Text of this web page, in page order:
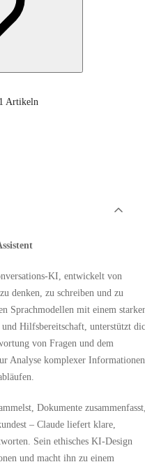
Artikeln
KI, entwickelt von
denken, zu schreiben und zu
Sprachmodellen mit einem
Hilfsbereitschaft, unterstützt
von Fragen und dem
Analyse komplexer Informationen
Dokumente
– Claude liefert klare,
Sein ethisches KI-Design
und macht ihn zu einem